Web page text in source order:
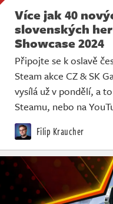
Více jak 40
slovenských
Showcase 2024
Připojte se k oslavě
Steam akce CZ & SK
vysílá už v pondělí, a
Steamu, nebo na
Filip Kraucher